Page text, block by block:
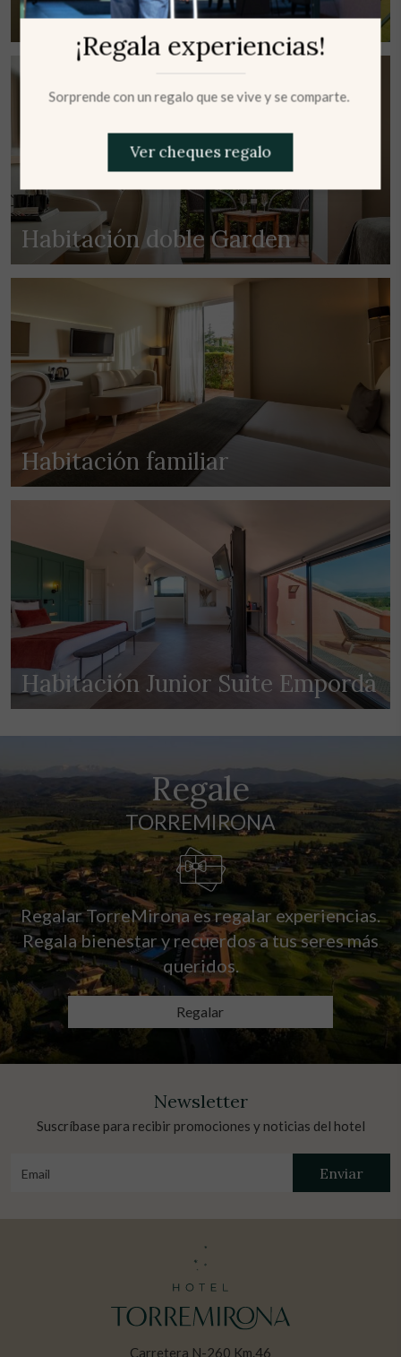
Adultos Niños
Reservar
1 NOCHE
Habitación doble Golf view
Habitación doble Garden
Habitación familiar
Habitación Junior Suite Empordà
Regale
TORREMIRONA
Regalar TorreMirona es regalar experiencias.
Regala bienestar y recuerdos a tus seres más
queridos.
Regalar
Newsletter
Suscríbase para recibir promociones y noticias del hotel
Enviar
Carretera N-260 Km.46
¡Regala experiencias!
Sorprende con un regalo que se vive y se comparte.
Ver cheques regalo